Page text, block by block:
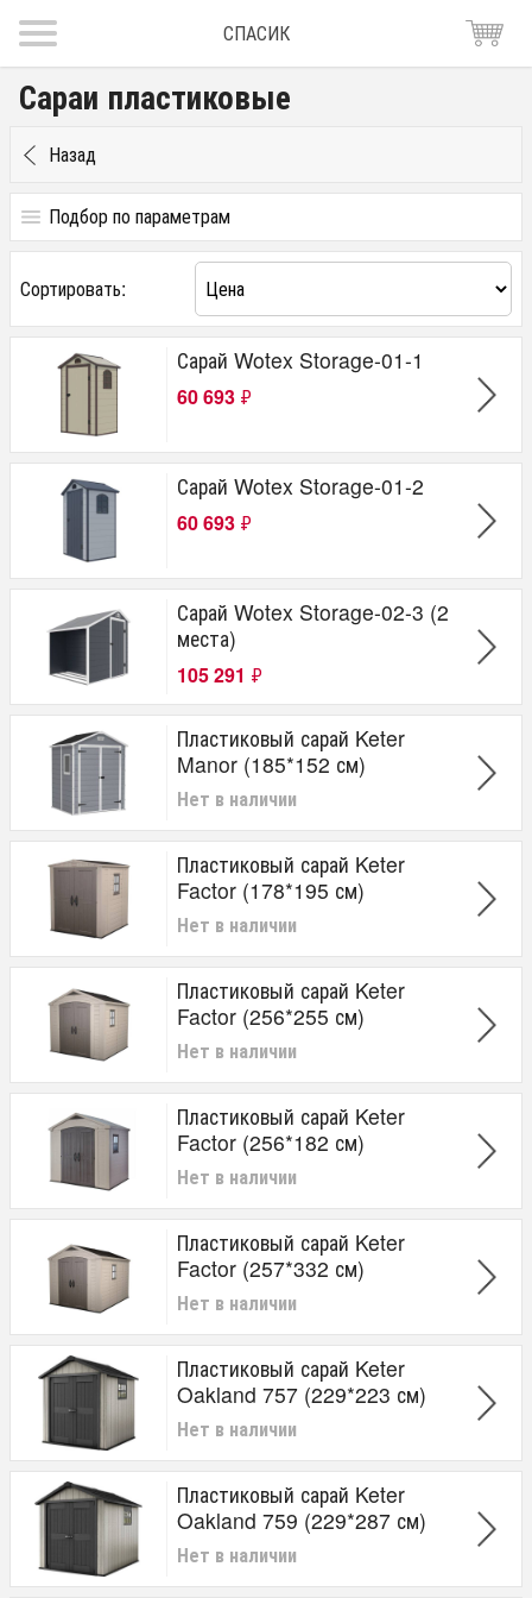
СПАСИК
Сараи пластиковые
Назад
Подбор по параметрам
Цена
от
Производитель
Keter
Сортировать:
Сарай Wotex Storage-01-1
60 693 ₽
Сарай Wotex Storage-01-2
60 693 ₽
Сарай Wotex Storage-02-3 (2
места)
105 291 ₽
Пластиковый сарай Keter
Manor (185*152 см)
Нет в наличии
Пластиковый сарай Keter
Factor (178*195 см)
Нет в наличии
Пластиковый сарай Keter
Factor (256*255 см)
Нет в наличии
Пластиковый сарай Keter
Factor (256*182 см)
Нет в наличии
Пластиковый сарай Keter
Factor (257*332 см)
Нет в наличии
Пластиковый сарай Keter
Oakland 757 (229*223 см)
Нет в наличии
Пластиковый сарай Keter
Oakland 759 (229*287 см)
Нет в наличии